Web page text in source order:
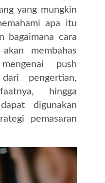
yang mungkin
apa itu
bagaimana cara
membahas
push
pengertian,
hingga
digunakan
pemasaran